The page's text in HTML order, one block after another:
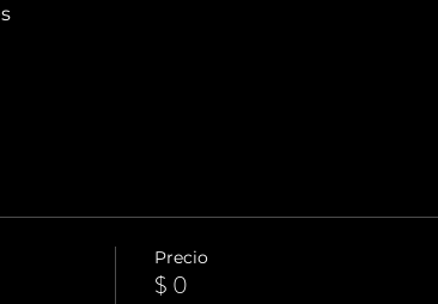
Precio
$ 0